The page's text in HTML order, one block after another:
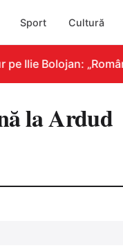
Sport Cultură
Ilie Bolojan:
la Ardud